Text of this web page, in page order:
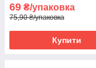
69 ₴/упаковка
75,90 ₴/упаковка
Купити